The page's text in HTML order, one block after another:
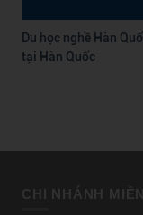
Du học nghề Hàn
tại Hàn Quốc
CHI NHÁNH